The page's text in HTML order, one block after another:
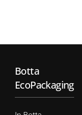
Botta
EcoPackaging